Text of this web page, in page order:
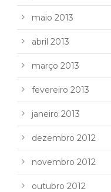
maio 2013
abril 2013
março 2013
fevereiro 2013
janeiro 2013
dezembro 2012
novembro 2012
outubro 2012